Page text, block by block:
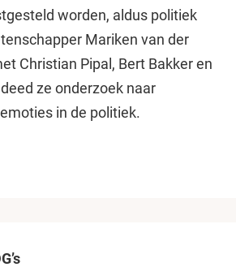
worden, aldus politiek
Mariken van der
Christian Pipal, Bert Bakker en
ze onderzoek naar
in de politiek.